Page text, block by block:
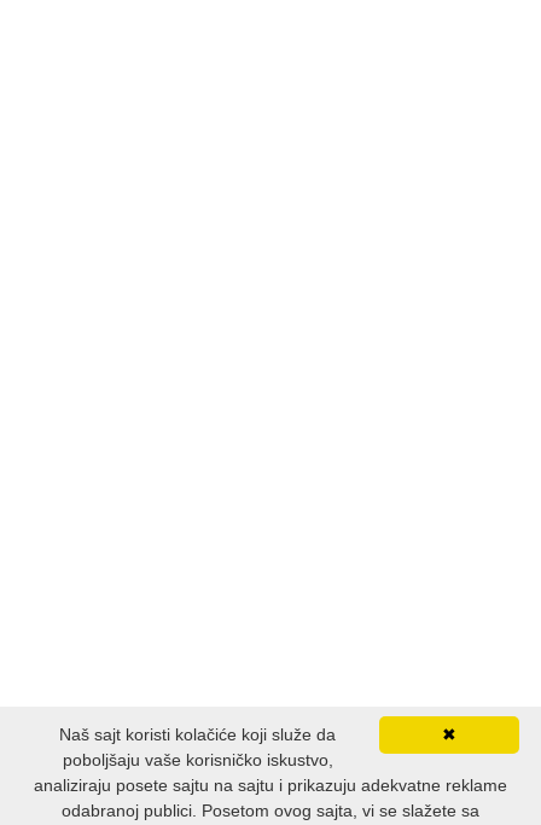
✖
Naš sajt koristi kolačiće koji služe da
poboljšaju vaše korisničko iskustvo,
analiziraju posete sajtu na sajtu i prikazuju adekvatne reklame
odabranoj publici. Posetom ovog sajta, vi se slažete sa